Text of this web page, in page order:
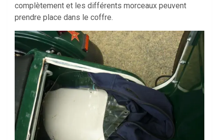
complètement et les différents morceaux peuvent
prendre place dans le coffre.